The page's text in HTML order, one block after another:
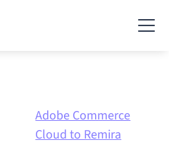
Adobe Commerce
Cloud to Remira